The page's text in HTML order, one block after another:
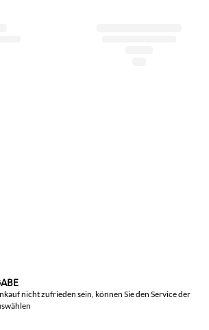
nicht zufrieden sein, können Sie den Service der